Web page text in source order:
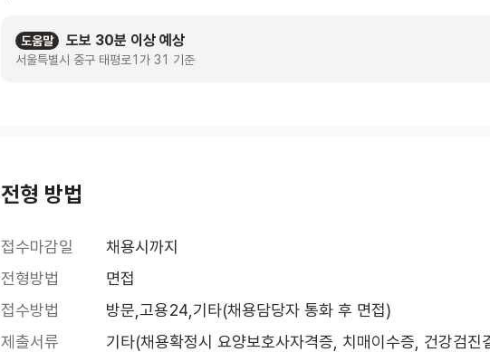
도움말 도보 30분 이상 예상
서울특별시 중구 태평로1가 31 기준
전형 방법
접수마감일
채용시까지
전형방법
면접
접수방법
방문,고용24,기타(채용담당자 통화 후 면접)
제출서류
기타(채용확정시 요양보호사자격증, 치매이수증, 건강검진